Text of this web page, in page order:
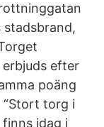
stadsbrand,
efter
poäng
torg i
idag i